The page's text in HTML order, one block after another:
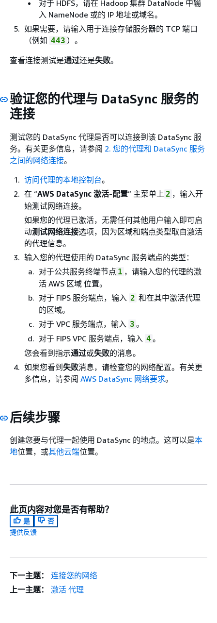
对于 HDFS，请在 Hadoop 集群 DataNode 中输
入 NameNode 或的 IP 地址或域名。
如果需要，请输入用于连接存储服务器的 TCP 端口
（例如 443 ）。
查看连接测试是通过还是失败。
验证您的代理与 DataSync 服务的
连接
测试您的 DataSync 代理是否可以连接到该 DataSync 服
务。有关更多信息，请参阅 2. 您的代理和 DataSync 服务
之间的网络连接。
访问代理的本地控制台。
在 “AWS DataSync 激活-配置” 主菜单上 2 ，输入开
始测试网络连接。
如果您的代理已激活，无需任何其他用户输入即可启
动测试网络连接选项，因为区域和端点类型取自激活
的代理信息。
输入您的代理使用的 DataSync 服务端点的类型：
对于公共服务终端节点 1 ，请输入您的代理的激
活 AWS 区域 位置。
对于 FIPS 服务端点，输入 2 和在其中激活代理
的区域。
对于 VPC 服务端点，输入 3 。
对于 FIPS VPC 服务端点，输入 4 。
您会看到指示通过或失败的消息。
如果您看到失败消息，请检查您的网络配置。有关更
多信息，请参阅 AWS DataSync 网络要求。
后续步骤
创建您要与代理一起使用 DataSync 的地点。这可以是本
地位置，或其他云端位置。
此页内容对您是否有帮助？
是
否
提供反馈
下一主题：
连接您的网络
上一主题：
激活 代理